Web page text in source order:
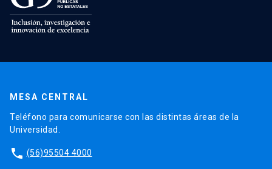
MESA CENTRAL
Teléfono para comunicarse con las distintas áreas de la
Universidad.
phone (56)95504 4000